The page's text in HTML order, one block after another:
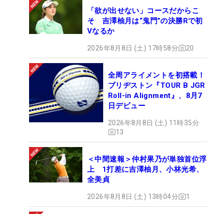
「欲が出せない」コースだからこ
そ 吉澤柚月は“鬼門”の決勝Rで初
Vなるか
2026年8月8日 (土) 17時58分 20
全周アライメントを初搭載！
ブリヂストン『TOUR B JGR
Roll-in Alignment』、8月7
日デビュー
2026年8月8日 (土) 11時35分
13
＜中間速報＞仲村果乃が単独首位浮
上 1打差に吉澤柚月、小林光希、
全美貞
2026年8月8日 (土) 13時04分 1